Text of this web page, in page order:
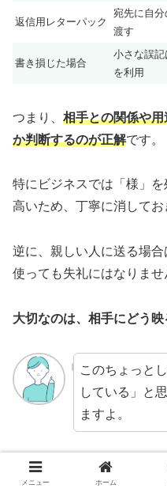
返信用レターパック
宛先に自
渡す
書き損じた場合
小さな誤
を利用
つまり、 相手との関係や
か判断するのが正解です。
特にビジネスでは「様」
高いため、丁寧に消してお
逆に、親しい人に送る場
使っても失礼にはなりませ
大切なのは、相手にどう
このちょっと
している」と
ますよ。
メニュー ホーム